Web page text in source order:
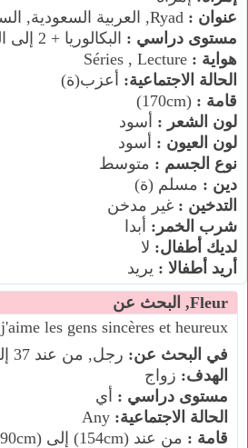
عنوان :
مستوى دراسي : البكالوريا + 2 إلى البكالوريا
هواية :
الحالة الاجتماعية: أعزب(ة)
قامة : (170cm)
لون الشعر : أسود
لون العيون : أسود
نوع الجسم : متوسط
دين : مسلم (ة)
التدخين : غير مدخن
شرب الخمر: أبدا
لديك أطفال: لا
أريد أطفالا : يريد
Fleur, البحث عن
j'aime les gens sincères et heureux
في البحث عن: رجل, من عند 37 إلى 57
الهدف: زواج
مستوى دراسي : أي
الحالة الاجتماعية:
قامة : من عند (154cm) إلى (190cm)